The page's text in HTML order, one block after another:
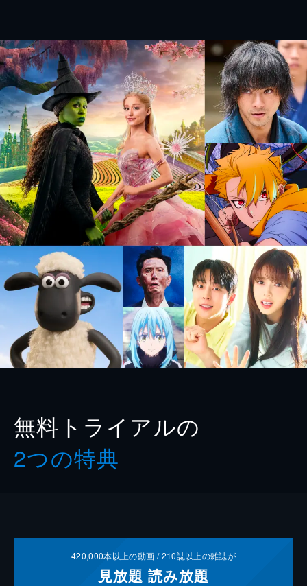
無料トライアルの
2つの特典
420,000本以上の動画 /210誌以上の雑誌が
見放題 読み放題